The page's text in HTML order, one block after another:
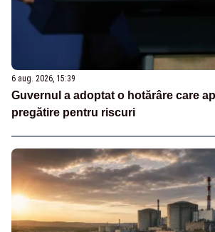
6 aug. 2026, 15:39
Guvernul a adoptat o hotărâre care
pregătire pentru riscuri